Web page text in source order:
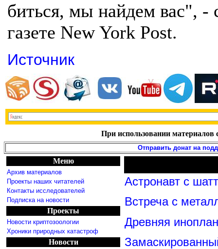
биться, мы найдем вас",
газете New York Post.
Источник
При использовании материалов
Отправить донат на
Меню
Архив материалов
Проекты наших читателей
Контакты исследователей
Подписка на новости
Проекты
Новости криптозоологии
Хроники природных катастроф
Новости
Астронавт с
Встреча с
Древняя